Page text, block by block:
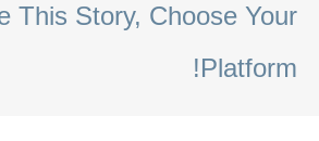
This Story, Choose Your
Platform!